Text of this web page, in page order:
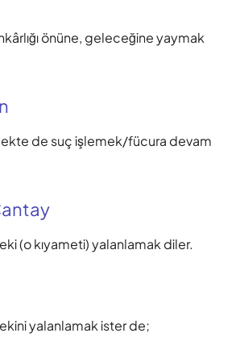
önüne, geleceğine yaymak
de suç işlemek/fücura devam
(o kıyameti) yalanlamak diler.
yalanlamak ister de;